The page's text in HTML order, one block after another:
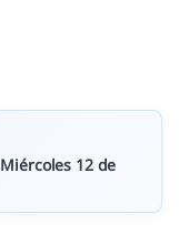
Miércoles 12 de